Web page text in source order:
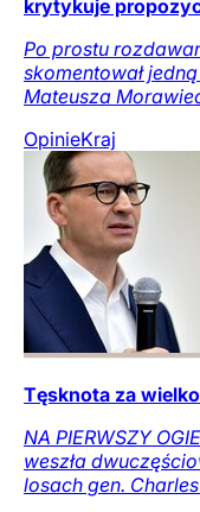
krytykuje
Po prostu
skomentował
Mateusza
OpinieKraj
Tęsknota za
NA PIERWSZY
weszła
losach gen.